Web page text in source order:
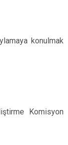
konulmak
Komisyon